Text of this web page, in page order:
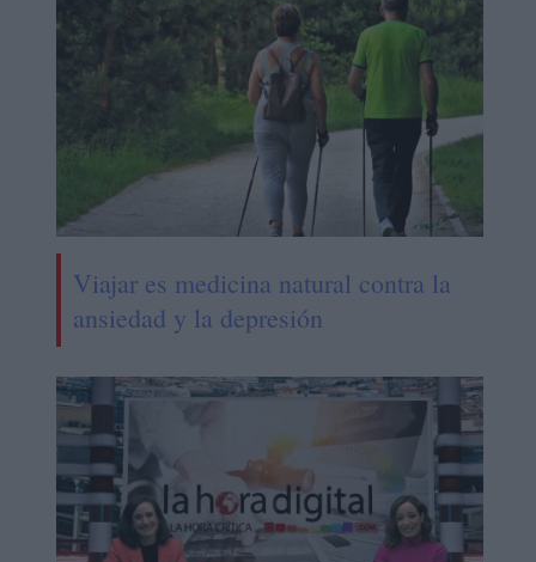
Viajar es medicina natural contra la
ansiedad y la depresión